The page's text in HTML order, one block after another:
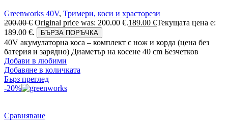
Greenworks 40V, Тримери, коси и храсторези
200.00€ Original price was: 200.00 €.189.00 €Текущата цена е:
189.00 €.
БЪРЗА ПОРЪЧКА
40V акумулаторна коса – комплект с нож и корда (цена без
батерия и зарядно) Диаметър на косене 40 cm Безчетков
Добави в любими
Добавяне в количката
Бърз преглед
-20%
Сравняване